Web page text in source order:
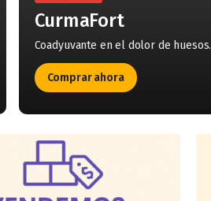
CurmaFort
Coadyuvante en el dolor de huesos.
Comprar ahora